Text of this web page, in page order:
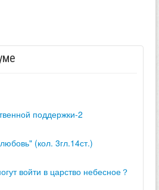
поддержки-2
любовь" (кол. 3гл.14ст.)
войти в царство небесное？